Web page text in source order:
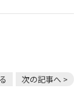
次の記事へ >